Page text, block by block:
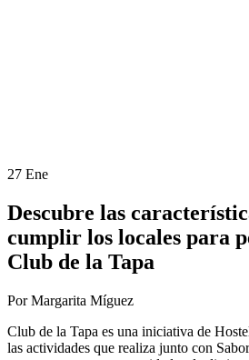
27 Ene
Descubre las
cumplir los locales para
Club de la Tapa
Por Margarita Míguez
Club de la Tapa es una iniciativa de
las actividades que realiza junto con